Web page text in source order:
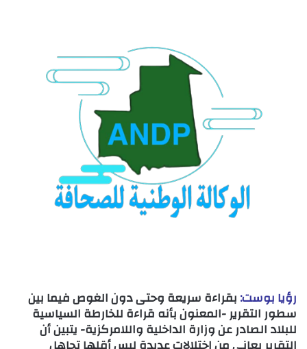
رؤيا بوست:بقراءة سريعة وحتى دون الغوص فيما بين
سطور التقرير -المعنون بأنه قراءة للخارطة السياسية
للبلاد الصادر عن وزارة الداخلية واللامركزية- يتبين أن